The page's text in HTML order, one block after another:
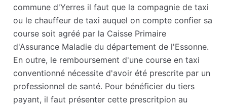
commune d'Yerres il faut que la compagnie de taxi
ou le chauffeur de taxi auquel on compte confier sa
course soit agréé par la Caisse Primaire
d'Assurance Maladie du département de l'Essonne.
En outre, le remboursement d'une course en taxi
conventionné nécessite d'avoir été prescrite par un
professionnel de santé. Pour bénéficier du tiers
payant, il faut présenter cette prescritpion au